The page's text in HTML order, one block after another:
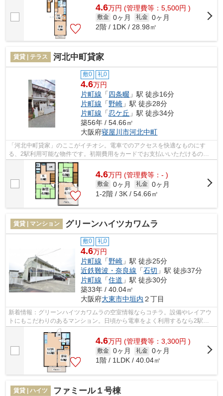
4.6万円 (管理費等：5,500円 )
敷金 0ヶ月 礼金 0ヶ月
2階 / 1DK / 28.98㎡
賃貸 | テラス 河北中町貸家
敷0 礼0
4.6万円
片町線 「四条畷 」駅 徒歩16分
片町線 「野崎 」駅 徒歩28分
片町線 「忍ケ丘 」駅 徒歩34分
築56年 / 54.66㎡
大阪府寝屋川市河北中町
「河北中町貸家」のここがイチオシ。電車でのアクセスを快適なものにす
る、2駅利用可能な物件です。初期費用をカードでお支払いいただけるの
で、カードで決済したい方にもおすすめです...
4.6万円 (管理費等：- )
敷金 0ヶ月 礼金 0ヶ月
1-2階 / 3K / 54.66㎡
賃貸 | マンション グリーンハイツカワムラ
敷0 礼0
4.6万円
片町線 「野崎 」駅 徒歩25分
近鉄難波・奈良線 「石切 」駅 徒歩37分
片町線 「住道 」駅 徒歩30分
築33年 / 40.04㎡
大阪府大東市中垣内 ２丁目
新着情報：グリーンハイツカワムラの空室情報ならコチラ。設備やレイアウ
トにもこだわりのあるマンション。日頃から電車をよく利用するなら2駅利
用可物件をお選びください。利便性の高...
4.6万円 (管理費等：3,300円 )
敷金 0ヶ月 礼金 0ヶ月
1階 / 1LDK / 40.04㎡
賃貸 | ハイツ ファミール１号棟